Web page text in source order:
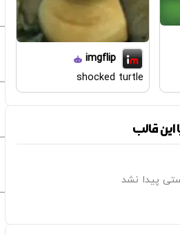
imgflip
shocked turtle
قالب
پیدا نشد